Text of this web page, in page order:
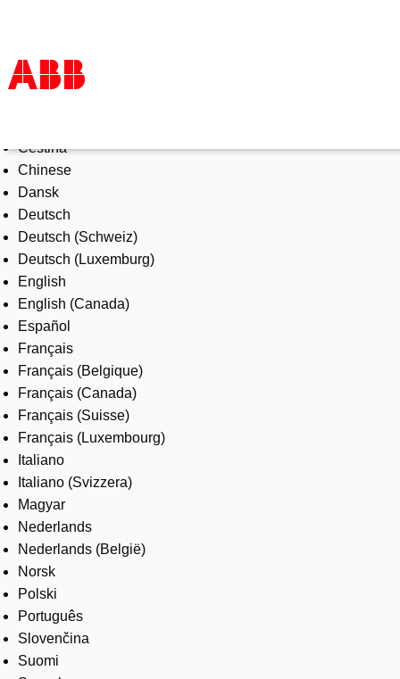
Products & Solutions
Industries
Services
About us
Where to buy
Contact us
Careers
Čeština
Chinese
Dansk
Deutsch
Deutsch (Schweiz)
Deutsch (Luxemburg)
English
English (Canada)
Español
Français
Français (Belgique)
Français (Canada)
Français (Suisse)
Français (Luxembourg)
Italiano
Italiano (Svizzera)
Magyar
Nederlands
Nederlands (België)
Norsk
Polski
Português
Slovenčina
Suomi